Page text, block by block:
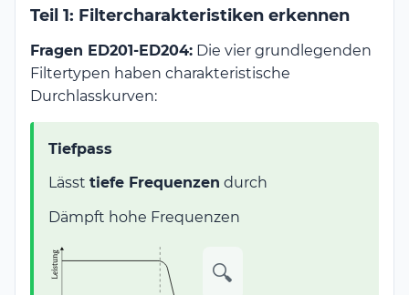
Teil 1: Filtercharakteristiken erkennen
Fragen ED201-ED204: Die vier grundlegenden
Filtertypen haben charakteristische
Durchlasskurven:
Tiefpass
Lässt tiefe Frequenzen durch
Dämpft hohe Frequenzen
🔍